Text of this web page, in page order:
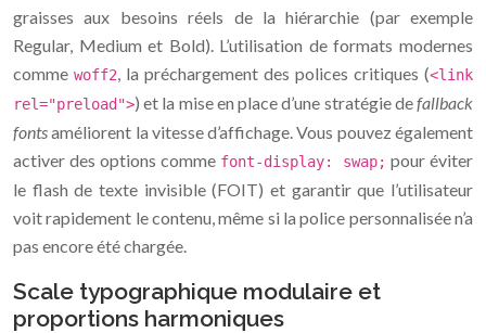
graisses aux besoins réels de la hiérarchie (par exemple
Regular, Medium et Bold). L’utilisation de formats modernes
comme woff2, la préchargement des polices critiques (<link
rel="preload">) et la mise en place d’une stratégie defallback
fontsaméliorent la vitesse d’affichage. Vous pouvez également
activer des options comme font-display: swap; pour éviter
le flash de texte invisible (FOIT) et garantir que l’utilisateur
voit rapidement le contenu, même si la police personnalisée n’a
pas encore été chargée.
Scale typographique modulaire et
proportions harmoniques